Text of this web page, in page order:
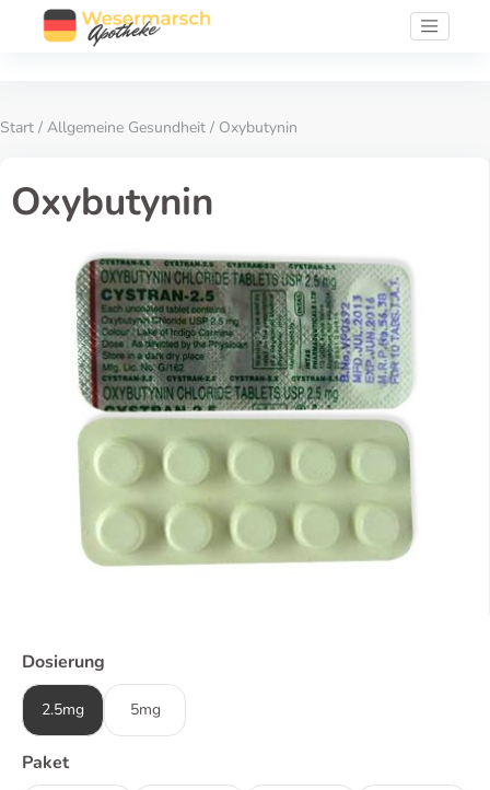
Start / Allgemeine Gesundheit / Oxybutynin
Oxybutynin
Dosierung
2.5mg 5mg
Paket